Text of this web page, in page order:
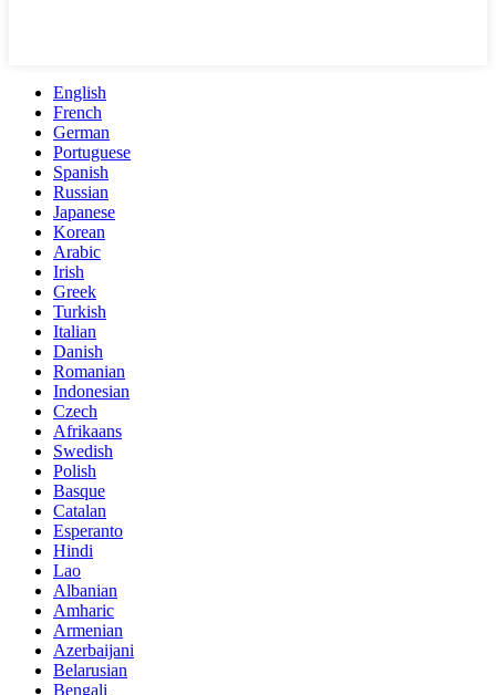
English
French
German
Portuguese
Spanish
Russian
Japanese
Korean
Arabic
Irish
Greek
Turkish
Italian
Danish
Romanian
Indonesian
Czech
Afrikaans
Swedish
Polish
Basque
Catalan
Esperanto
Hindi
Lao
Albanian
Amharic
Armenian
Azerbaijani
Belarusian
Bengali